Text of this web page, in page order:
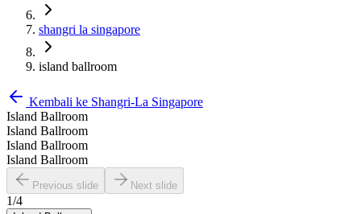
shangri la singapore
island ballroom
Kembali ke Shangri-La Singapore
Island Ballroom
Island Ballroom
Island Ballroom
Island Ballroom
Previous slide Next slide
1/4